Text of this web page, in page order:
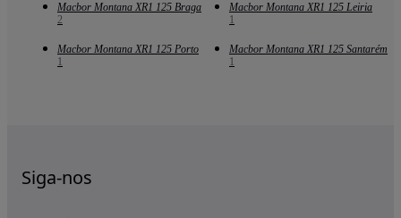
Macbor Montana XR1 125 Braga
2
Macbor Montana XR1 125 Leiria
1
Macbor Montana XR1 125 Porto
1
Macbor Montana XR1 125 Santarém
1
Siga-nos